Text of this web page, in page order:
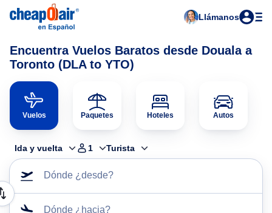
Llámanos
Encuentra Vuelos Baratos desde Douala a
Toronto (DLA to YTO)
Vuelos Paquetes Hoteles Autos
Ida y vuelta 1 Turista
Dónde ¿desde?
Dónde ¿hacia?